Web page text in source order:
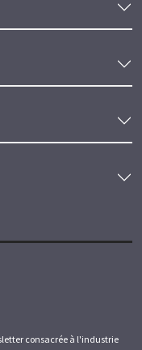
consacrée à l'industrie